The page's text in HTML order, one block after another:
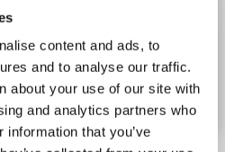
content and ads, to
and to analyse our traffic.
about your use of our site with
and analytics partners who
that you’ve
Details